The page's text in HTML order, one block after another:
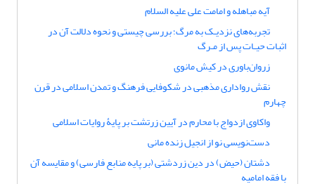
آیه مباهله و امامت علی علیه السلام
تجربه‌های نزدیـک به مرگ؛ بررسی چیستی و نحوه دلالت آن در
اثبات حیـات پس از مـرگ
زروان‌باوری در کیش مانوی
نقش رواداری مذهبی در شکوفایی فرهنگ و تمدن اسلامی در قرن
چهارم
واکاوی ازدواج با محارم در آیین زرتشت بر پایۀ روایات اسلامی
دست‌نویسی نو از انجیل زنده مانی
دشتان (حیض) در دین زردشتی (بر پایه منابع فارسی) و مقایسه آن
با فقه امامیه